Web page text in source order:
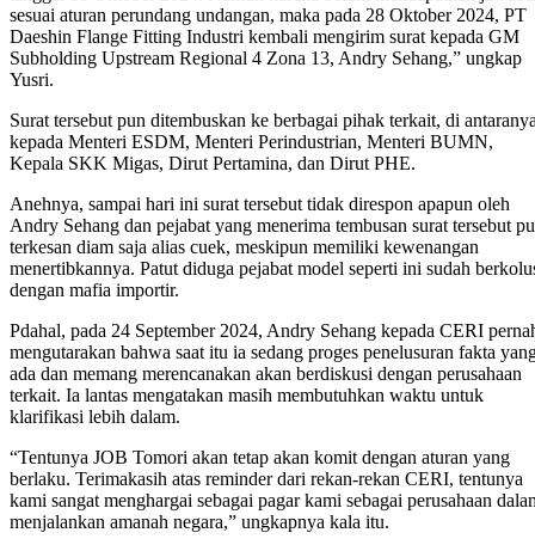
sesuai aturan perundang undangan, maka pada 28 Oktober 2024, PT
Daeshin Flange Fitting Industri kembali mengirim surat kepada GM
Subholding Upstream Regional 4 Zona 13, Andry Sehang,” ungkap
Yusri.
Surat tersebut pun ditembuskan ke berbagai pihak terkait, di
kepada Menteri ESDM, Menteri Perindustrian, Menteri BUMN,
Kepala SKK Migas, Dirut Pertamina, dan Dirut PHE.
Anehnya, sampai hari ini surat tersebut tidak direspon apapun oleh
Andry Sehang dan pejabat yang menerima tembusan surat tersebut
terkesan diam saja alias cuek, meskipun memiliki kewenangan
menertibkannya. Patut diduga pejabat model seperti ini sudah
dengan mafia importir.
Pdahal, pada 24 September 2024, Andry Sehang kepada CERI
mengutarakan bahwa saat itu ia sedang proges penelusuran fakta
ada dan memang merencanakan akan berdiskusi dengan perusahaan
terkait. Ia lantas mengatakan masih membutuhkan waktu untuk
klarifikasi lebih dalam.
“Tentunya JOB Tomori akan tetap akan komit dengan aturan yang
berlaku. Terimakasih atas reminder dari rekan-rekan CERI, tentunya
kami sangat menghargai sebagai pagar kami sebagai perusahaan
menjalankan amanah negara,” ungkapnya kala itu.